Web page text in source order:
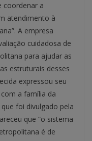
coordenar a
atendimento à
A empresa
cuidadosa de
para ajudar as
estruturais desses
expressou seu
a família da
foi divulgado pela
que “o sistema
é de